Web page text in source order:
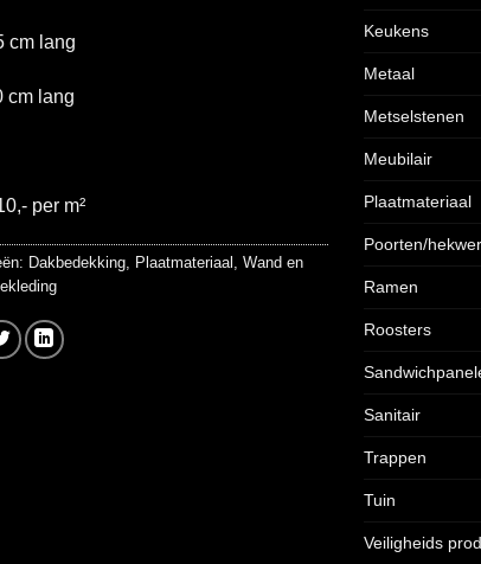
cm lang
lang
per m²
Dakbedekking, Plaatmateriaal , Wand en
Keukens
Metaal
Metselstenen
Meubilair
Plaatmateriaal
Poorten/
Ramen
Roosters
Sanitair
Trappen
Tuin
Veiligheids